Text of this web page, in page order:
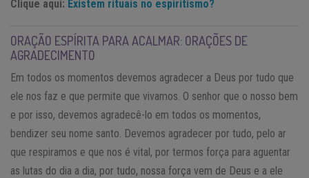
Clique aqui: Existem rituais no espiritismo?
ORAÇÃO ESPÍRITA PARA ACALMAR: ORAÇÕES DE
AGRADECIMENTO
Em todos os momentos devemos agradecer a Deus por tudo que
ele nos faz e que permite que vivamos. O senhor que o nosso bem
e por isso, devemos agradecê-lo em todos os momentos,
bendizer seu nome santo. Devemos agradecer por tudo, pelo ar
que respiramos e que nos é vital, por termos força para aguentar
as lutas do dia a dia, por tudo, nossa força vem de Deus e a ele